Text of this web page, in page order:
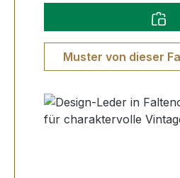
Muster von dieser